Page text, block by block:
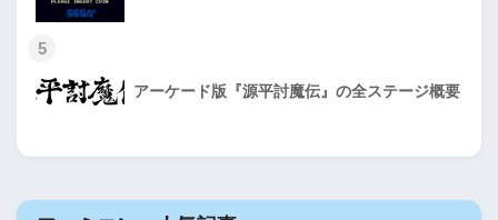
5
アーケード版『源平討魔伝』の全ステージ概要